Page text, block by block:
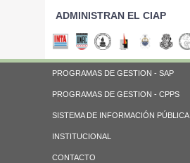
ADMINISTRAN EL CIAP
PROGRAMAS DE GESTION - SAP
PROGRAMAS DE GESTION - CPPS
SISTEMA DE INFORMACIÓN PÚBLICA
INSTITUCIONAL
CONTACTO